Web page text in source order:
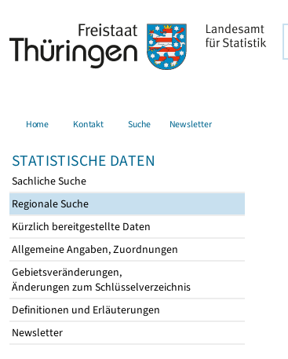
Home Kontakt Suche Newsletter
STATISTISCHE DATEN
Sachliche Suche
Regionale Suche
Kürzlich bereitgestellte Daten
Allgemeine Angaben, Zuordnungen
Gebietsveränderungen,
Änderungen zum Schlüsselverzeichnis
Definitionen und Erläuterungen
Newsletter